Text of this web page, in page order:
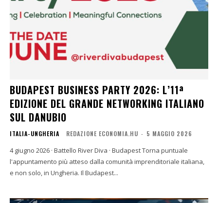
BUDAPEST BUSINESS PARTY 2026: L’11ª
EDIZIONE DEL GRANDE NETWORKING ITALIANO
SUL DANUBIO
ITALIA-UNGHERIA REDAZIONE ECONOMIA.HU - 5 MAGGIO 2026
4 giugno 2026 · Battello River Diva · Budapest Torna puntuale
l'appuntamento più atteso dalla comunità imprenditoriale italiana,
e non solo, in Ungheria. Il Budapest...